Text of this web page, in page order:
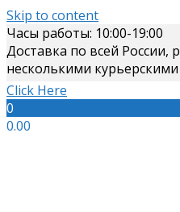
Skip to content
Часы работы: 10:00-19:00
Доставка по всей России,
несколькими
Click Here
0
0.00